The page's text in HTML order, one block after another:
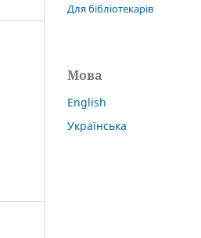
Для бібліотекарів
Мова
English
Українська